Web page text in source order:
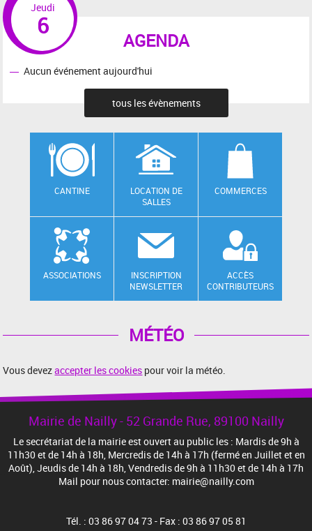
AGENDA
Jeudi
6
Aucun événement aujourd'hui
tous les évènements
CANTINE
LOCATION DE
SALLES
COMMERCES
ASSOCIATIONS
INSCRIPTION
NEWSLETTER
ACCÈS
CONTRIBUTEURS
MÉTÉO
Vous devezaccepter les cookies pour voir la météo.
Mairie de Nailly - 52 Grande Rue, 89100 Nailly
Le secrétariat de la mairie est ouvert au public les : Mardis de 9h à
11h30 et de 14h à 18h, Mercredis de 14h à 17h (fermé en Juillet et en
Août), Jeudis de 14h à 18h, Vendredis de 9h à 11h30 et de 14h à 17h
Mail pour nous contacter: mairie@nailly.com
Tél. : 03 86 97 04 73 - Fax : 03 86 97 05 81